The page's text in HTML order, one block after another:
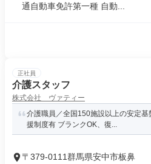
通自動車免許第一種 自動...
正社員
介護スタッフ
株式会社 ヴァティー
介護職員／全国150施設以上の安定
援制度有 ブランクOK、復...
〒379-0111群馬県安中市板鼻